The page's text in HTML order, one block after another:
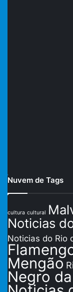
Nuvem de Tags
cultura cultural
Noticias
Noticias do Rio
Mengão
Negro